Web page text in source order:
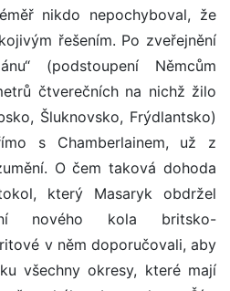
nikdo nepochyboval, že
řešením. Po zveřejnění
(podstoupení Němcům
čtverečních na nichž žilo
Šluknovsko, Frýdlantsko)
s Chamberlainem, už z
O čem taková dohoda
který Masaryk obdržel
nového kola britsko-
v něm doporučovali, aby
všechny okresy, které mají